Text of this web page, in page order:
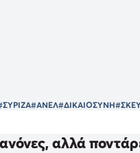
#ΑΝΕΛ#ΔΙΚΑΙΟΣΥΝΗ
αλλά